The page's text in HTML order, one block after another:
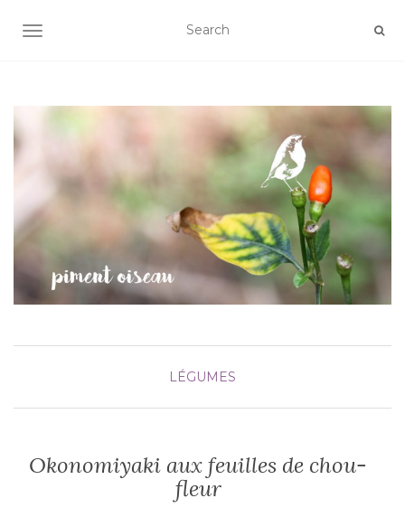
AFFICHER/MASQUER LA NAVIGATION
LÉGUMES
Okonomiyaki aux feuilles de chou-
fleur